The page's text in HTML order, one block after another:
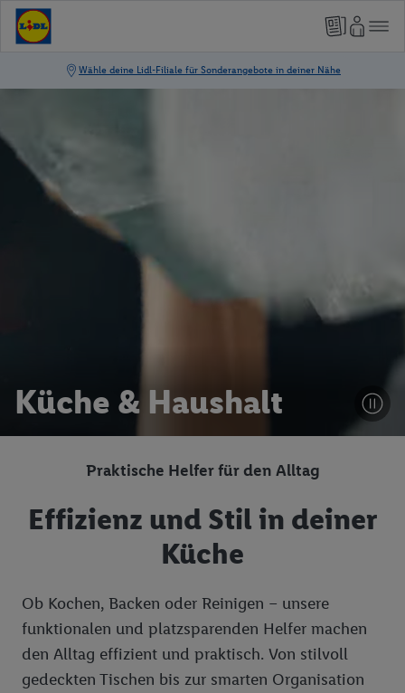
Küche & Haushalt
Praktische Helfer für den Alltag
Effizienz und Stil in deiner
Küche
Ob Kochen, Backen oder Reinigen – unsere
funktionalen und platzsparenden Helfer machen
den Alltag effizient und praktisch. Von stilvoll
gedeckten Tischen bis zur smarten Organisation